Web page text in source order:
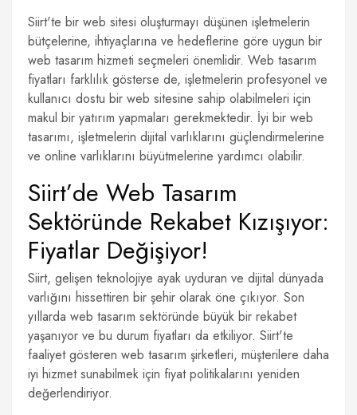
Siirt'te bir web sitesi oluşturmayı düşünen işletmelerin
bütçelerine, ihtiyaçlarına ve hedeflerine göre uygun bir
web tasarım hizmeti seçmeleri önemlidir. Web tasarım
fiyatları farklılık gösterse de, işletmelerin profesyonel ve
kullanıcı dostu bir web sitesine sahip olabilmeleri için
makul bir yatırım yapmaları gerekmektedir. İyi bir web
tasarımı, işletmelerin dijital varlıklarını güçlendirmelerine
ve online varlıklarını büyütmelerine yardımcı olabilir.
Siirt’de Web Tasarım
Sektöründe Rekabet Kızışıyor:
Fiyatlar Değişiyor!
Siirt, gelişen teknolojiye ayak uyduran ve dijital dünyada
varlığını hissettiren bir şehir olarak öne çıkıyor. Son
yıllarda web tasarım sektöründe büyük bir rekabet
yaşanıyor ve bu durum fiyatları da etkiliyor. Siirt'te
faaliyet gösteren web tasarım şirketleri, müşterilere daha
iyi hizmet sunabilmek için fiyat politikalarını yeniden
değerlendiriyor.